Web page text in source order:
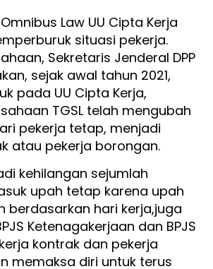
Law UU Cipta Kerja
situasi pekerja.
Sekretaris Jenderal DPP
sejak awal tahun 2021,
pada UU Cipta Kerja,
TGSL telah mengubah
pekerja tetap, menjadi
atau pekerja borongan.
kehilangan sejumlah
upah tetap karena upah
berdasarkan hari kerja,juga
Ketenagakerjaan dan BPJS
kontrak dan pekerja
memaksa diri untuk terus